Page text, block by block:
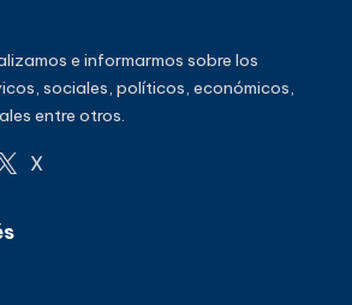
e informarmos sobre los
sociales, políticos, económicos,
entre otros.
X